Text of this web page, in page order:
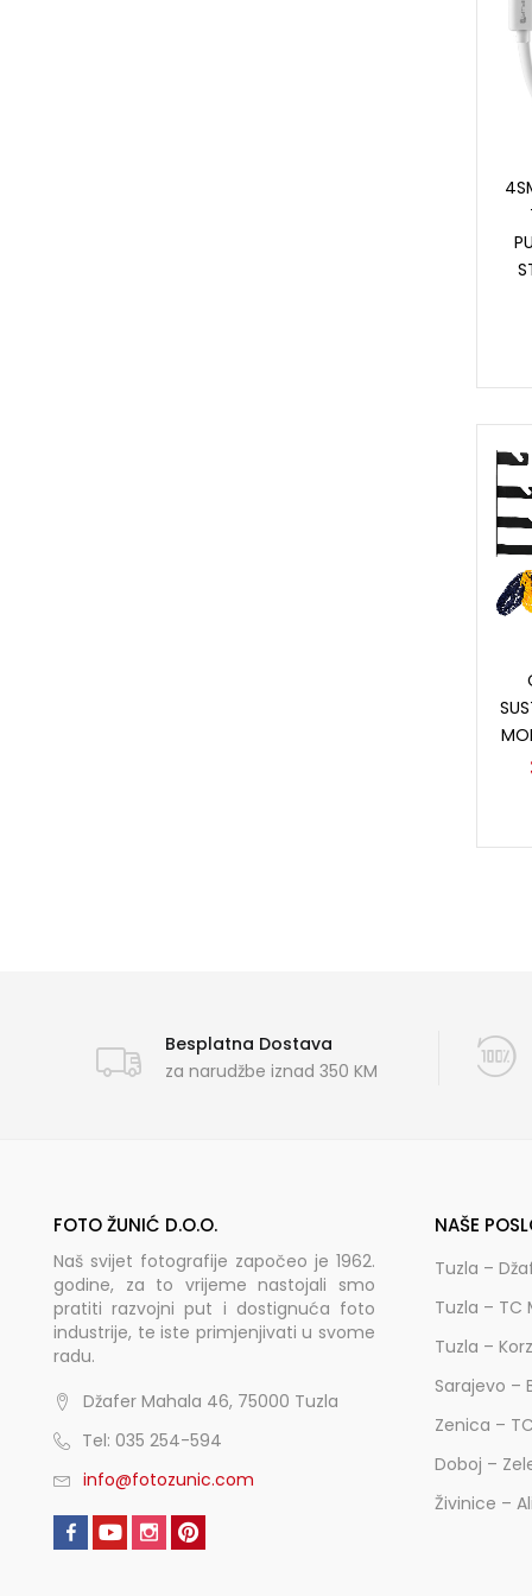
Besplatna Dostava
za narudžbe iznad 350 KM
FOTO ŽUNIĆ D.O.O.
Naš svijet fotografije započeo je 1962.
godine, za to vrijeme nastojali smo
pratiti razvojni put i dostignuća foto
industrije, te iste primjenjivati u svome
radu.
Džafer Mahala 46, 75000 Tuzla
Tel: 035 254-594
info@fotozunic.com
NAŠE
Tuzla –
Tuzla – TC
Tuzla –
Sarajevo –
Zenica –
Doboj –
Živinice –